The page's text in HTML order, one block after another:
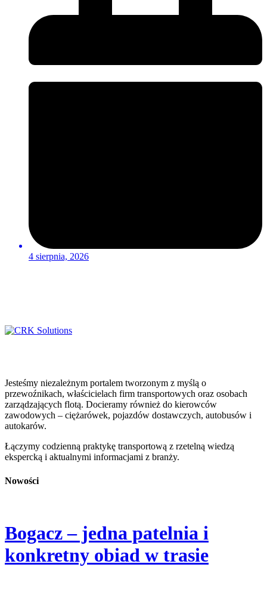
4 sierpnia, 2026
Jesteśmy niezależnym portalem tworzonym z myślą o
przewoźnikach, właścicielach firm transportowych oraz osobach
zarządzających flotą. Docieramy również do kierowców
zawodowych – ciężarówek, pojazdów dostawczych, autobusów i
autokarów.
Łączymy codzienną praktykę transportową z rzetelną wiedzą
ekspercką i aktualnymi informacjami z branży.
Nowości
Bogacz – jedna patelnia i
konkretny obiad w trasie